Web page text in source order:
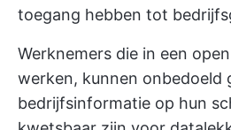
toegang hebben tot
Werknemers die in een
werken, kunnen onbedoeld
bedrijfsinformatie op hun